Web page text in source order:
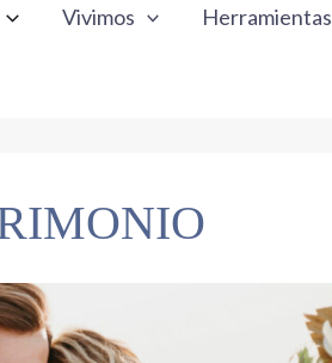
Vivimos Herramientas